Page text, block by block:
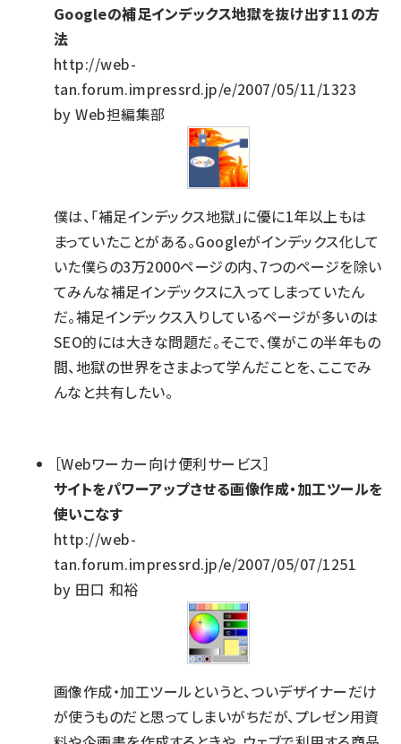
Googleの補足インデックス地獄を抜け出す11の方
法
http://web-
tan.forum.impressrd.jp/e/2007/05/11/1323
by Web担編集部
僕は、「補足インデックス地獄」に優に1年以上もは
まっていたことがある。Googleがインデックス化して
いた僕らの3万2000ページの内、7つのページを除い
てみんな補足インデックスに入ってしまっていたん
だ。補足インデックス入りしているページが多いのは
SEO的には大きな問題だ。そこで、僕がこの半年もの
間、地獄の世界をさまよって学んだことを、ここでみ
んなと共有したい。
［Webワーカー向け便利サービス］
サイトをパワーアップさせる画像作成・加工ツールを
使いこなす
http://web-
tan.forum.impressrd.jp/e/2007/05/07/1251
by 田口 和裕
画像作成・加工ツールというと、ついデザイナーだけ
が使うものだと思ってしまいがちだが、プレゼン用資